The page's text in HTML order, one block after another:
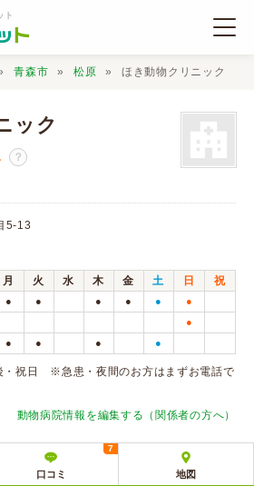
ト
青森市 松原 ほき動物クリニック
ック
？
5-13
月 火 水 木 金 土 日
祝
● ● ● ● ● ●
●
● ● ● ●
・祝日 ※急患・夜間のお方はまずお電話で
動物病院情報を編集する（関係者の方へ）
口コミ
7
地図